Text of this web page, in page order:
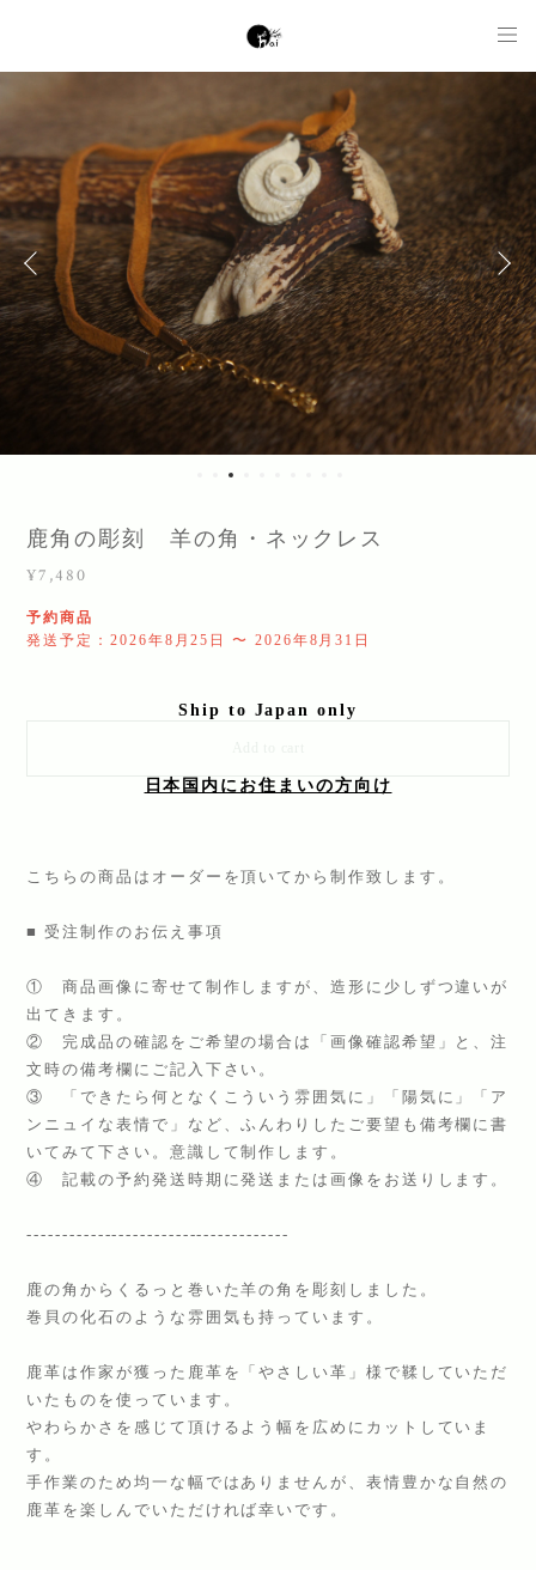
鹿角の彫刻 羊の角・ネックレス
¥7,480
予約商品
発送予定：2026年8月25日 〜 2026年8月31日
Ship to Japan only
日本国内にお住まいの方向け
こちらの商品はオーダーを頂いてから制作致します。
■ 受注制作のお伝え事項
① 商品画像に寄せて制作しますが、造形に少しずつ違いが
出てきます。
② 完成品の確認をご希望の場合は「画像確認希望」と、注
文時の備考欄にご記入下さい。
③ 「できたら何となくこういう雰囲気に」「陽気に」「ア
ンニュイな表情で」など、ふんわりしたご要望も備考欄に書
いてみて下さい。意識して制作します。
④ 記載の予約発送時期に発送または画像をお送りします。
-------------------------------------
鹿の角からくるっと巻いた羊の角を彫刻しました。
巻貝の化石のような雰囲気も持っています。
鹿革は作家が獲った鹿革を「やさしい革」様で鞣していただ
いたものを使っています。
やわらかさを感じて頂けるよう幅を広めにカットしていま
す。
手作業のため均一な幅ではありませんが、表情豊かな自然の
鹿革を楽しんでいただければ幸いです。